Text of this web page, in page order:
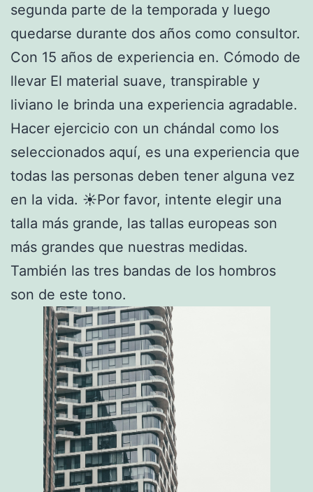
segunda parte de la temporada y luego
quedarse durante dos años como consultor.
Con 15 años de experiencia en. Cómodo de
llevar El material suave, transpirable y
liviano le brinda una experiencia agradable.
Hacer ejercicio con un chándal como los
seleccionados aquí, es una experiencia que
todas las personas deben tener alguna vez
en la vida. ☀Por favor, intente elegir una
talla más grande, las tallas europeas son
más grandes que nuestras medidas.
También las tres bandas de los hombros
son de este tono.